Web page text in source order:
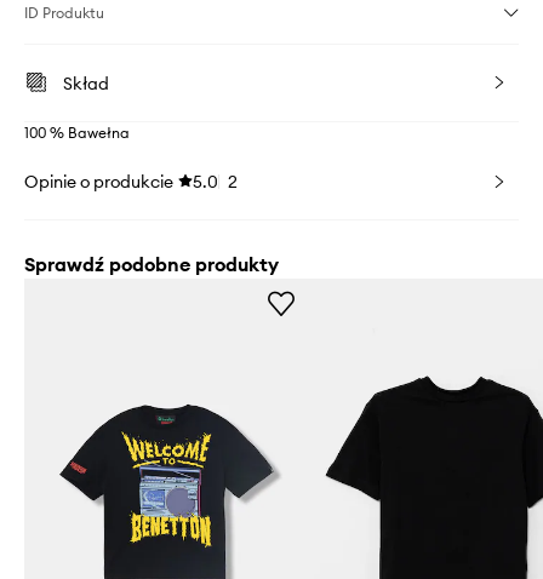
ID Produktu
Skład
100 % Bawełna
Opinie o produkcie 5.0 2
Sprawdź podobne produkty